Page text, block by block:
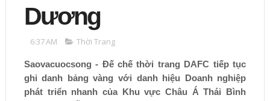
Dương
6:37 AM Thời Trang
Saovacuocsong - Đế chế thời trang DAFC tiếp tục
ghi danh bảng vàng với danh hiệu Doanh nghiệp
phát triển nhanh của Khu vực Châu Á Thái Bình